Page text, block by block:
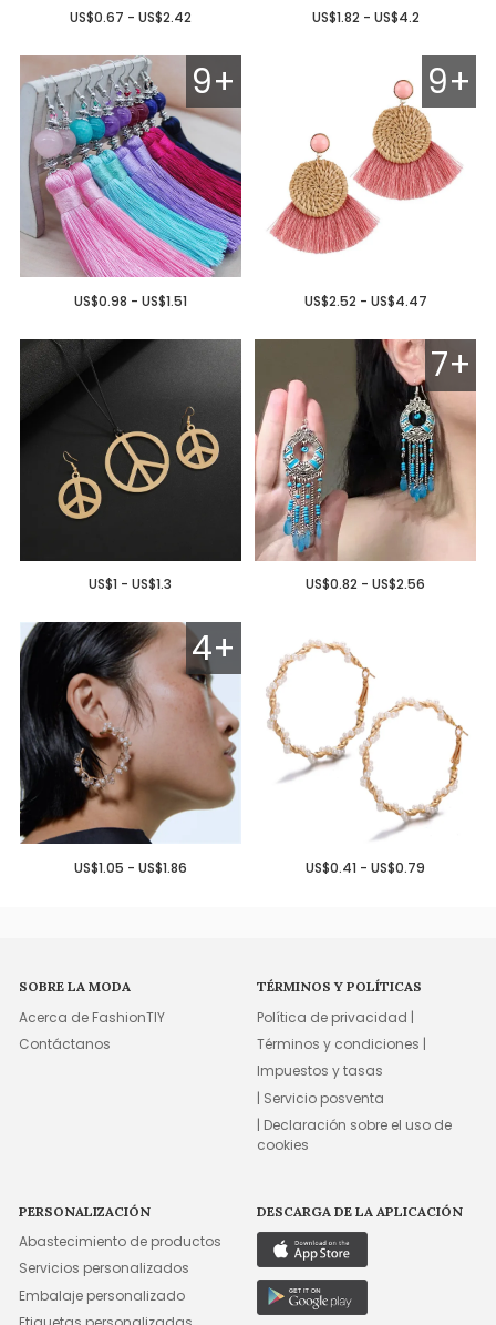
US$0.67 - US$2.42 US$1.82 - US$4.2
9+
US$0.98 - US$1.51
9+
US$2.52 - US$4.47
US$1 - US$1.3
7+
US$0.82 - US$2.56
4+
US$1.05 - US$1.86 US$0.41 - US$0.79
SOBRE LA MODA
Acerca de FashionTIY
Contáctanos
TÉRMINOS Y POLÍTICAS
Política de privacidad |
Términos y condiciones |
Impuestos y tasas
| Servicio posventa
| Declaración sobre el uso de
cookies
PERSONALIZACIÓN
Abastecimiento de productos
Servicios personalizados
Embalaje personalizado
DESCARGA DE LA APLICACIÓN